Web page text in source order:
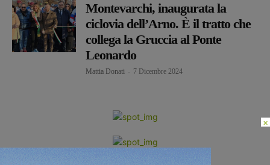
Montevarchi, inaugurata la
ciclovia dell’Arno. È il tratto che
collega la Gruccia al Ponte
Leonardo
Mattia Donati 7 Dicembre 2024
×